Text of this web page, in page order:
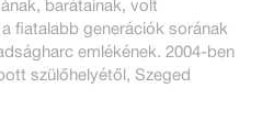
barátainak, volt
fiatalabb generációk sorának
emlékének. 2004-ben
szülőhelyétől, Szeged